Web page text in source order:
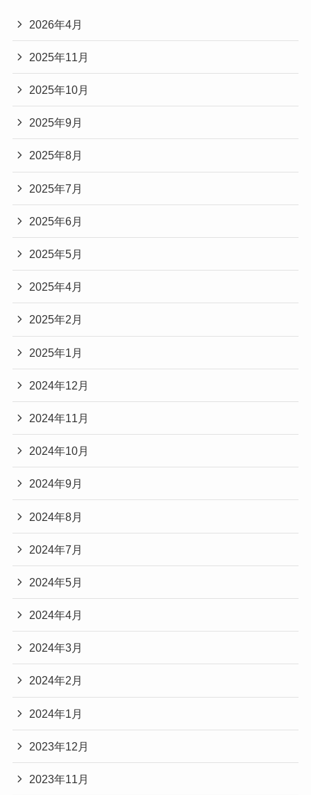
2026年4月
2025年11月
2025年10月
2025年9月
2025年8月
2025年7月
2025年6月
2025年5月
2025年4月
2025年2月
2025年1月
2024年12月
2024年11月
2024年10月
2024年9月
2024年8月
2024年7月
2024年5月
2024年4月
2024年3月
2024年2月
2024年1月
2023年12月
2023年11月